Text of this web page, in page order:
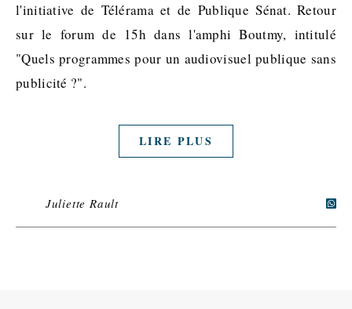
l'initiative de Télérama et de Publique Sénat. Retour
sur le forum de 15h dans l'amphi Boutmy, intitulé
"Quels programmes pour un audiovisuel publique sans
publicité ?".
LIRE PLUS
Juliette Rault